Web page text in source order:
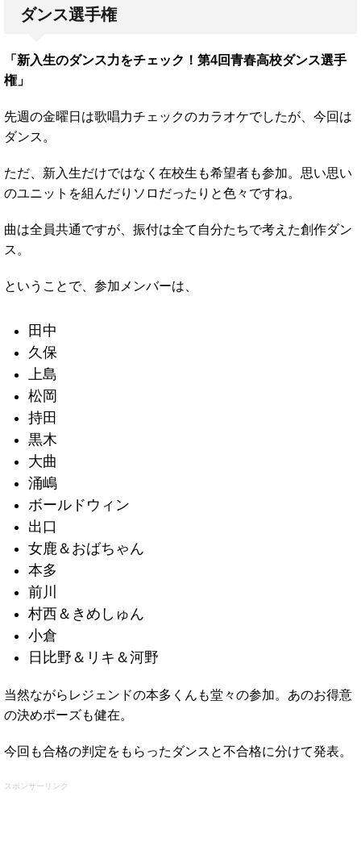
ダンス選手権
「新入生のダンス力をチェック！第4回青春高校ダンス選手
権」
先週の金曜日は歌唱力チェックのカラオケでしたが、今回は
ダンス。
ただ、新入生だけではなく在校生も希望者も参加。思い思い
のユニットを組んだりソロだったりと色々ですね。
曲は全員共通ですが、振付は全て自分たちで考えた創作ダン
ス。
ということで、参加メンバーは、
田中
久保
上島
松岡
持田
黒木
大曲
涌嶋
ボールドウィン
出口
女鹿＆おばちゃん
本多
前川
村西＆きめしゅん
小倉
日比野＆リキ＆河野
当然ながらレジェンドの本多くんも堂々の参加。あのお得意
の決めポーズも健在。
今回も合格の判定をもらったダンスと不合格に分けて発表。
スポンサーリンク